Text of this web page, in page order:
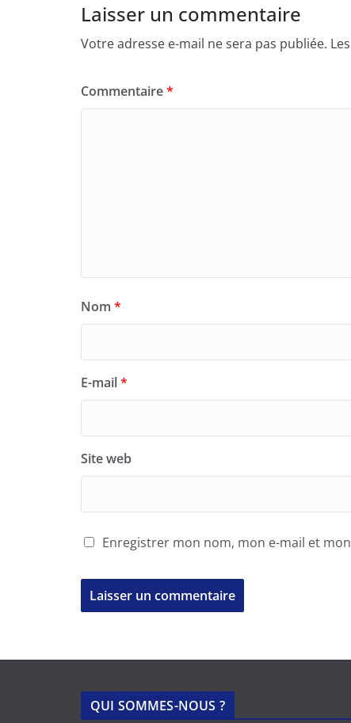
Laisser un commentaire
Votre adresse e-mail ne sera pas publiée.
Commentaire*
Nom *
E-mail*
Site web
Enregistrer mon nom, mon e-mail et
QUI SOMMES-NOUS ?